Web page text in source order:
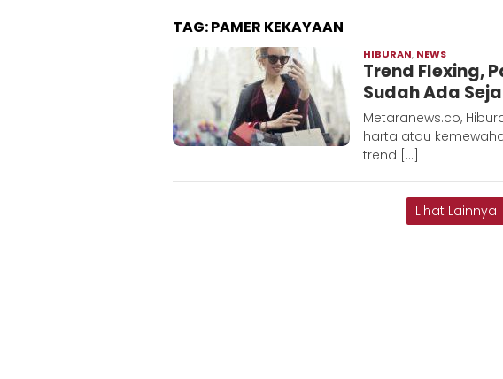
TAG:PAMER KEKAYAAN
HIBURAN, NEWS
Metara
Trend Flexing,
Sudah Ada
Metaranews.co,
harta atau
trend […]
Lihat Lainnya